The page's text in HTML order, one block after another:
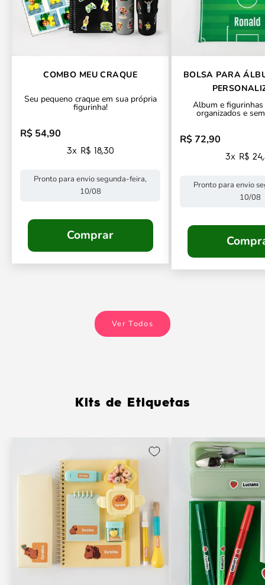
COMBO MEU CRAQUE
Seu pequeno craque em sua própria
figurinha!
Preço promocional
R$ 54,90
3x R$ 18,30
Pronto para envio segunda-feira,
10/08
Comprar
BOLSA PARA
Álbum e
organizados e
Preço promocional
R$ 72,90
3x R$
Pronto para envio
10/08
Ver Todos
Kits de Etiquetas